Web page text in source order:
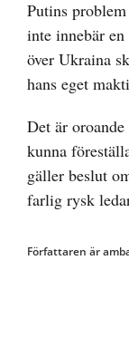
Putins
inte innebär
över Ukraina
hans eget
Det är
kunna
gäller beslut
farlig rysk
Författaren är